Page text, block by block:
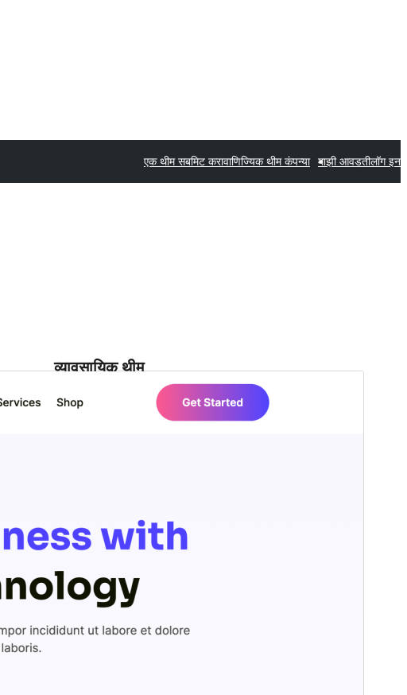
एक थीम सबमिट करावाणिज्यिक थीम कंपन्या माझी आवडतीलॉग इन
व्यावसायिक थीम
ही थीम मुक्त आहे परंतु अतिरिक्त पैशांचे वाणिज्यिक अपग्रेड किंवा
सपोर्ट पाहा
वर्डप्रेस आवृत्ती
PHP आवृत्ती